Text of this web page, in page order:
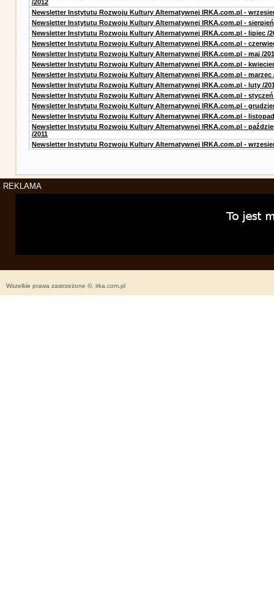
/2012
Newsletter Instytutu Rozwoju Kultury Alternatywnej IRKA.com.pl -
Newsletter Instytutu Rozwoju Kultury Alternatywnej IRKA.com.pl - sierpień
Newsletter Instytutu Rozwoju Kultury Alternatywnej IRKA.com.pl - lipiec /
Newsletter Instytutu Rozwoju Kultury Alternatywnej IRKA.com.pl -
Newsletter Instytutu Rozwoju Kultury Alternatywnej IRKA.com.pl - maj /
Newsletter Instytutu Rozwoju Kultury Alternatywnej IRKA.com.pl -
Newsletter Instytutu Rozwoju Kultury Alternatywnej IRKA.com.pl - marzec
Newsletter Instytutu Rozwoju Kultury Alternatywnej IRKA.com.pl - luty /
Newsletter Instytutu Rozwoju Kultury Alternatywnej IRKA.com.pl - styczeń
Newsletter Instytutu Rozwoju Kultury Alternatywnej IRKA.com.pl -
Newsletter Instytutu Rozwoju Kultury Alternatywnej IRKA.com.pl - listopad
Newsletter Instytutu Rozwoju Kultury Alternatywnej IRKA.com.pl -
/2011
Newsletter Instytutu Rozwoju Kultury Alternatywnej IRKA.com.pl -
REKLAMA
Wszelkie prawa zastrzeżone ©, irka.com.pl